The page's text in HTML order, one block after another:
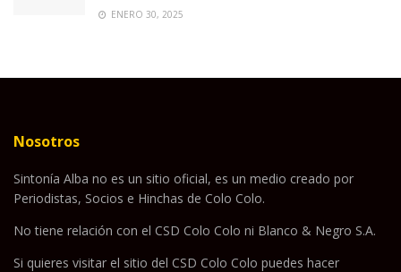
ENERO 30, 2025
Nosotros
Sintonía Alba no es un sitio oficial, es un medio creado por
Periodistas, Socios e Hinchas de Colo Colo.
No tiene relación con el CSD Colo Colo ni Blanco & Negro S.A.
Si quieres visitar el sitio del CSD Colo Colo puedes hacer